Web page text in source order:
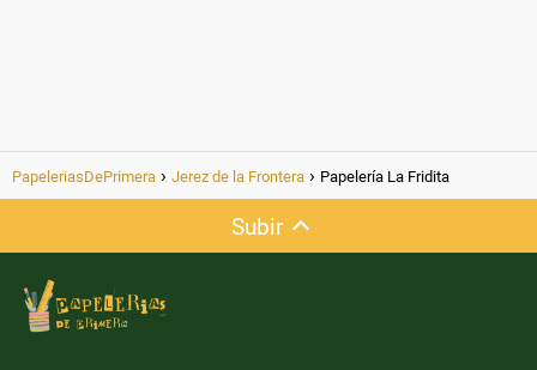
PapeleriasDePrimera Jerez de la Frontera Papelería La Fridita
Subir